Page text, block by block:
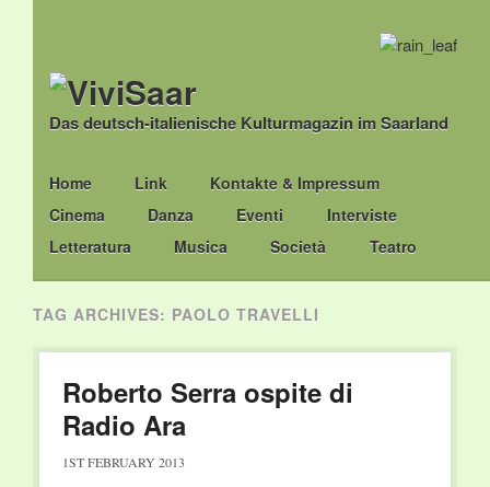
Das deutsch-italienische Kulturmagazin im Saarland
Main menu
Skip
to
content
Home Link
Kontakte & Impressum
Cinema
Danza Eventi
Interviste
Letteratura
Musica Società Teatro
TAG ARCHIVES: PAOLO TRAVELLI
Roberto Serra ospite di
Radio Ara
1ST FEBRUARY 2013